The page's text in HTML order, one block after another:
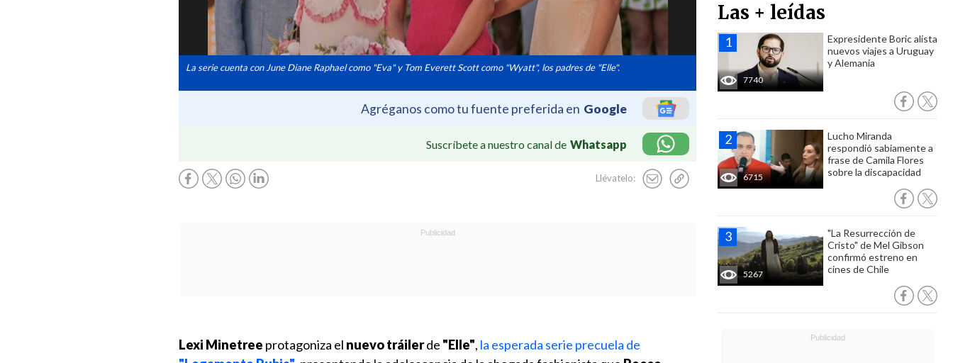
La serie cuenta con June Diane Raphael como "Eva" y Tom Everett Scott como "Wyatt", los padres de "Elle".
Agréganos como tu fuente preferida en Google
Suscríbete a nuestro canal de Whatsapp
Llévatelo:
Las + leídas
7740
Expresidente Boric alista
nuevos viajes a Uruguay
y Alemania
6715
Lucho Miranda
respondió sabiamente a
frase de Camila Flores
sobre la discapacidad
5267
"La Resurrección de
Cristo" de Mel Gibson
confirmó estreno en
cines de Chile
Lexi Minetree protagoniza el nuevo tráilerde "Elle", la esperada serie precuela de